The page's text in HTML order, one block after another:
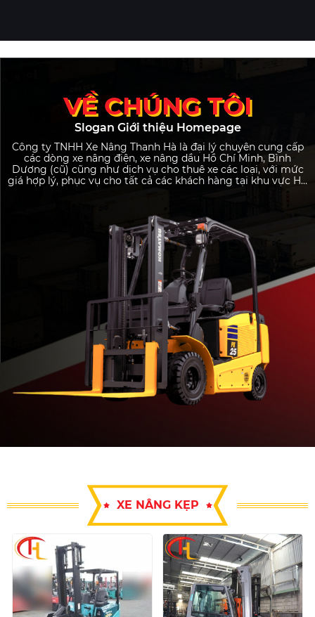
VỀ CHÚNG TÔI
Slogan Giới thiệu Homepage
Công ty TNHH Xe Nâng Thanh Hà là đại lý chuyên cung cấp
các dòng xe nâng điện, xe nâng dầu Hồ Chí Minh, Bình
Dương (cũ) cũng như dịch vụ cho thuê xe các loại, với mức
giá hợp lý, phục vụ cho tất cả các khách hàng tại khu vực Hồ
XE NÂNG KẸP